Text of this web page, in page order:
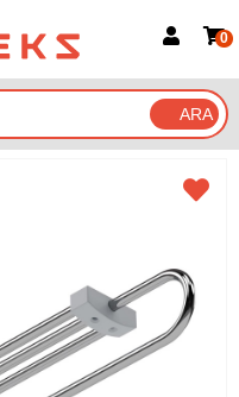
Google İle Bağlan
0